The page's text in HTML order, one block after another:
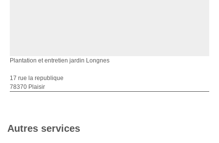
Plantation et entretien jardin Longnes
17 rue la republique
78370 Plaisir
Autres services